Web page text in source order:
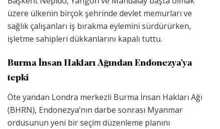
üzere ülkenin birçok şehrinde devlet memurları ve
sağlık çalışanları iş bırakma eylemini sürdürürken,
işletme sahipleri dükkanlarını kapalı tuttu.
Burma İnsan Hakları Ağından Endonezya’ya
tepki
Öte yandan Londra merkezli Burma İnsan Hakları Ağı
(BHRN), Endonezya’nın darbe sonrası Myanmar
ordusunun yeni bir seçim düzenleme planını